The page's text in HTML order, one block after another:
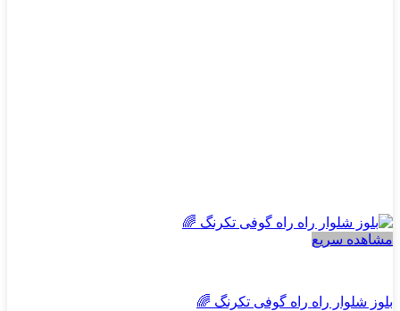
مشاهده سریع
بلوز شلوار راه راه گوفی تکرنگ 🌈